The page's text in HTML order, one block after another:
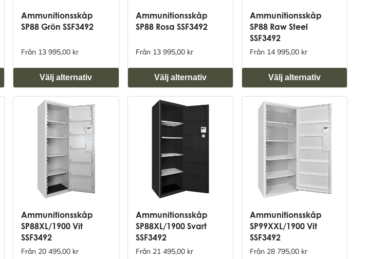
Ammunitionsskåp
SP88 Grön SSF3492
Från 13 995,00 kr
Välj alternativ
Ammunitionsskåp
SP88 Rosa SSF3492
Från 13 995,00 kr
Välj alternativ
Ammunitionsskåp
SP88 Raw Steel
SSF3492
Från 14 995,00 kr
Välj alternativ
Ammunitionsskåp
SP88XL/1900 Vit
SSF3492
Från 20 495,00 kr
Ammunitionsskåp
SP88XL/1900 Svart
SSF3492
Från 21 495,00 kr
Ammunitionsskåp
SP99XXL/1900 Vit
SSF3492
Från 28 795,00 kr